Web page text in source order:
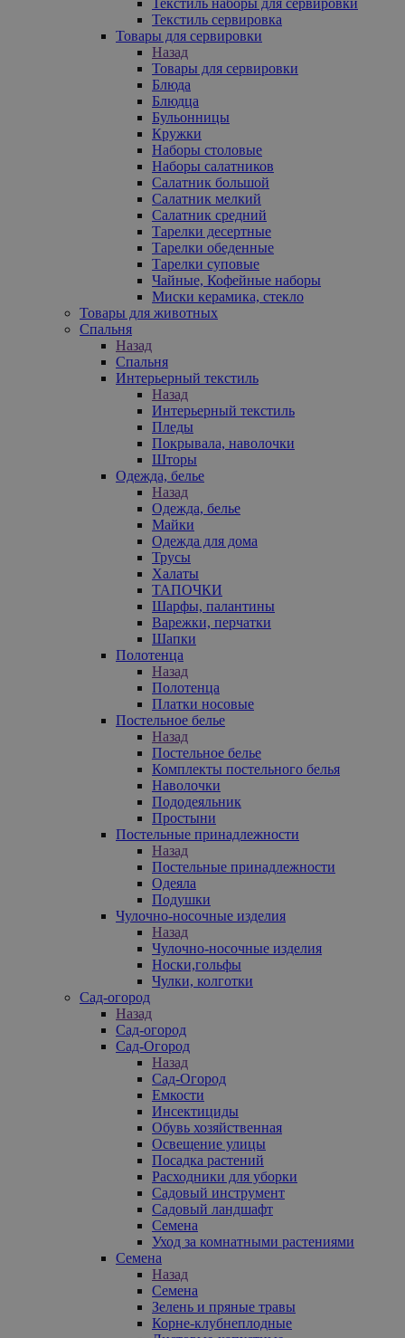
Текстиль сервировка
Товары для сервировки
Назад
Товары для сервировки
Блюда
Блюдца
Бульонницы
Кружки
Наборы столовые
Наборы салатников
Салатник большой
Салатник мелкий
Салатник средний
Тарелки десертные
Тарелки обеденные
Тарелки суповые
Чайные, Кофейные наборы
Миски керамика, стекло
Товары для животных
Спальня
Назад
Спальня
Интерьерный текстиль
Назад
Интерьерный текстиль
Пледы
Покрывала, наволочки
Шторы
Одежда, белье
Назад
Одежда, белье
Майки
Одежда для дома
Трусы
Халаты
ТАПОЧКИ
Шарфы, палантины
Варежки, перчатки
Шапки
Полотенца
Назад
Полотенца
Платки носовые
Постельное белье
Назад
Постельное белье
Комплекты постельного белья
Наволочки
Пододеяльник
Простыни
Постельные принадлежности
Назад
Постельные принадлежности
Одеяла
Подушки
Чулочно-носочные изделия
Назад
Чулочно-носочные изделия
Носки,гольфы
Чулки, колготки
Сад-огород
Назад
Сад-огород
Сад-Огород
Назад
Сад-Огород
Емкости
Инсектициды
Обувь хозяйственная
Освещение улицы
Посадка растений
Расходники для уборки
Садовый инструмент
Садовый ландшафт
Семена
Уход за комнатными растениями
Семена
Назад
Семена
Зелень и пряные травы
Корне-клубнеплодные